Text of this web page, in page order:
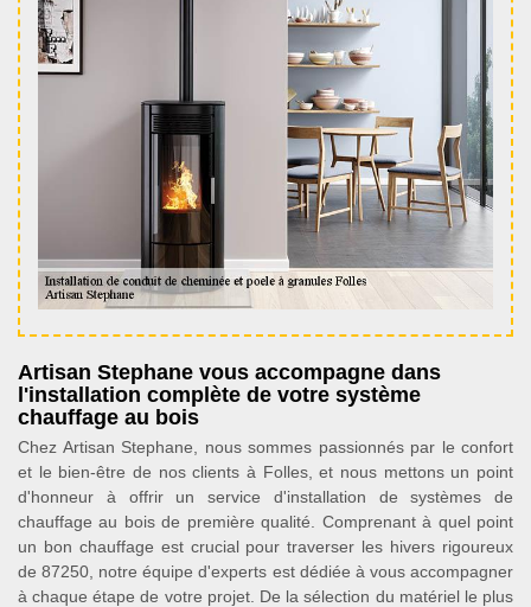
Artisan Stephane vous accompagne dans
l'installation complète de votre système
chauffage au bois
Chez Artisan Stephane, nous sommes passionnés par le confort
et le bien-être de nos clients à Folles, et nous mettons un point
d'honneur à offrir un service d'installation de systèmes de
chauffage au bois de première qualité. Comprenant à quel point
un bon chauffage est crucial pour traverser les hivers rigoureux
de 87250, notre équipe d'experts est dédiée à vous accompagner
à chaque étape de votre projet. De la sélection du matériel le plus